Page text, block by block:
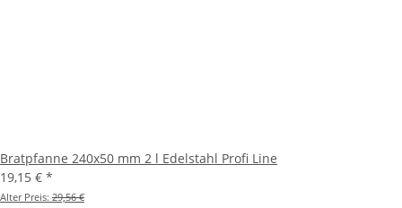
Bratpfanne 240x50 mm 2 l Edelstahl Profi Line
19,15 € *
Alter Preis: 29,56 €